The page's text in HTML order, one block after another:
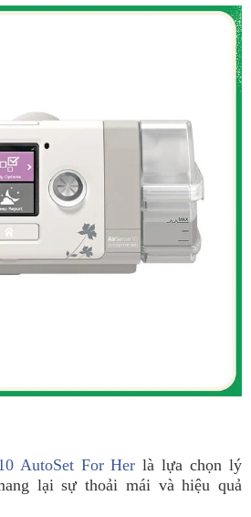
AutoSet For Her là lựa chọn lý
lại sự thoải mái và hiệu quả